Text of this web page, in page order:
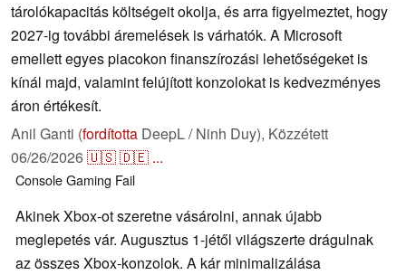
tárolókapacitás költségeit okolja, és arra figyelmeztet, hogy
2027-ig további áremelések is várhatók. A Microsoft
emellett egyes piacokon finanszírozási lehetőségeket is
kínál majd, valamint felújított konzolokat is kedvezményes
áron értékesít.
Anil Ganti (fordította DeepL / Ninh Duy), Közzétett
06/26/2026🇺🇸🇩🇪 ...
ConsoleGaming Fail
Akinek Xbox-ot szeretne vásárolni, annak újabb
meglepetés vár. Augusztus 1-jétől világszerte drágulnak
az összes Xbox-konzolok. A kár minimalizálása